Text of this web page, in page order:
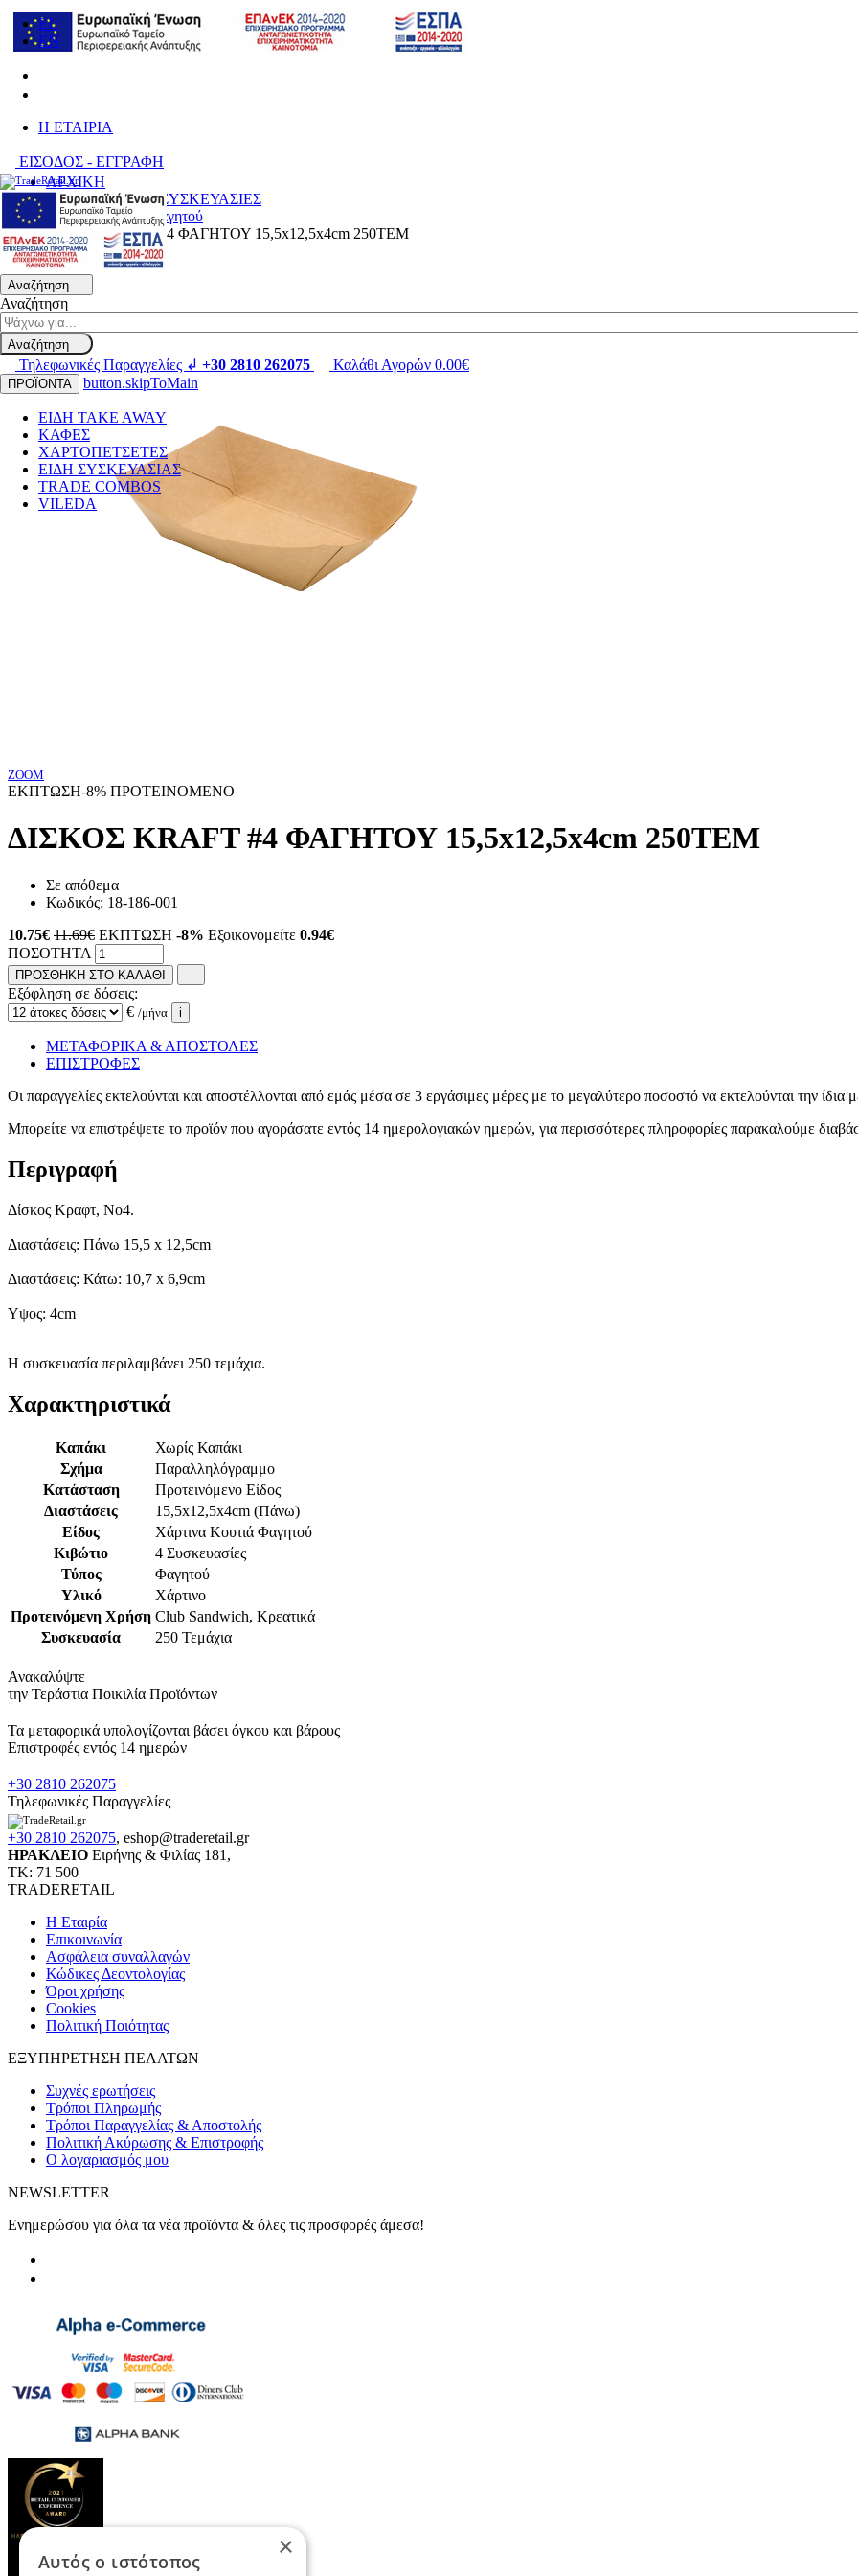
EL
EN
H ΕΤΑΙΡΙΑ
ΕΙΣΟΔΟΣ - ΕΓΓΡΑΦΗ
Αναζήτηση
Αναζήτηση
Αναζήτηση
Τηλεφωνικές Παραγγελίες ↲ +30 2810 262075 Καλάθι Αγορών 0.00€
ΠΡΟΪΟΝΤΑ button.skipToMain
ΕΙΔΗ TAKE AWAY
ΚΑΦΕΣ
ΧΑΡΤΟΠΕΤΣΕΤΕΣ
ΕΙΔΗ ΣΥΣΚΕΥΑΣΙΑΣ
TRADE COMBOS
VILEDA
ΑΡΧΙΚΗ
ΑΝΑΛΩΣΙΜΑ & ΣΥΣΚΕΥΑΣΙΕΣ
Χάρτινα Κουτιά Φαγητού
ΔΙΣΚΟΣ KRAFT #4 ΦΑΓΗΤΟΥ 15,5x12,5x4cm 250ΤΕΜ
ZOOM
ΕΚΠΤΩΣΗ-8% ΠΡΟΤΕΙΝΟΜΕΝΟ
ΔΙΣΚΟΣ KRAFT #4 ΦΑΓΗΤΟΥ 15,5x12,5x4cm 250ΤΕΜ
Σε απόθεμα
Κωδικός: 18-186-001
10.75€ 11.69€ ΕΚΠΤΩΣΗ -8% Εξοικονομείτε 0.94€
ΠΟΣΟΤΗΤΑ
ΠΡΟΣΘΗΚΗ ΣΤΟ ΚΑΛΑΘΙ
Εξόφληση σε δόσεις:
€ /μήνα i
ΜΕΤΑΦΟΡΙΚΑ & ΑΠΟΣΤΟΛΕΣ
ΕΠΙΣΤΡΟΦΕΣ
Οι παραγγελίες εκτελούνται και αποστέλλονται από εμάς μέσα σε 3 εργάσιμες μέρες με το μεγαλύτερο ποσοστό να εκτελούνται την ίδια
Μπορείτε να επιστρέψετε το προϊόν που αγοράσατε εντός 14 ημερολογιακών ημερών, για περισσότερες πληροφορίες παρακαλούμε
Περιγραφή
Δίσκος Κραφτ, Νο4.
Διαστάσεις: Πάνω 15,5 x 12,5cm
Διαστάσεις: Κάτω: 10,7 x 6,9cm
Υψος: 4cm
Η συσκευασία περιλαμβάνει 250 τεμάχια.
Χαρακτηριστικά
Καπάκι
Χωρίς Καπάκι
Σχήμα
Παραλληλόγραμμο
Κατάσταση
Προτεινόμενο Είδος
Διαστάσεις
15,5x12,5x4cm (Πάνω)
Είδος
Χάρτινα Κουτιά Φαγητού
Κιβώτιο
4 Συσκευασίες
Τύπος
Φαγητού
Υλικό
Χάρτινο
Προτεινόμενη Χρήση Club Sandwich, Κρεατικά
Συσκευασία
250 Τεμάχια
Ανακαλύψτε
την Τεράστια Ποικιλία Προϊόντων
Τα μεταφορικά υπολογίζονται βάσει όγκου και βάρους
Επιστροφές εντός 14 ημερών
+30 2810 262075
Τηλεφωνικές Παραγγελίες
+30 2810 262075, eshop@traderetail.gr
ΗΡΑΚΛΕΙΟ Ειρήνης & Φιλίας 181,
ΤΚ: 71 500
TRADERETAIL
H Εταιρία
Eπικοινωνία
Ασφάλεια συναλλαγών
Κώδικες Δεοντολογίας
Όροι χρήσης
Cookies
Πολιτική Ποιότητας
ΕΞΥΠΗΡΕΤΗΣΗ ΠΕΛΑΤΩΝ
Συχνές ερωτήσεις
Τρόποι Πληρωμής
Τρόποι Παραγγελίας & Αποστολής
Πολιτική Ακύρωσης & Επιστροφής
Ο λογαριασμός μου
NEWSLETTER
Ενημερώσου για όλα τα νέα προϊόντα & όλες τις προσφορές άμεσα!
×
Αυτός ο ιστότοπος